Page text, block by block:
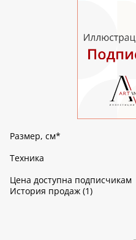
Размер, см*
Техника
Цена доступна подписчикам
История продаж (1)